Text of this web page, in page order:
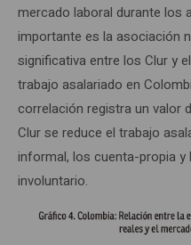
mercado laboral durante los
importante es la asociación
significativa entre los Clur y
trabajo asalariado en
correlación registra un valor
Clur se reduce el trabajo
informal, los cuenta-propia y
involuntario.